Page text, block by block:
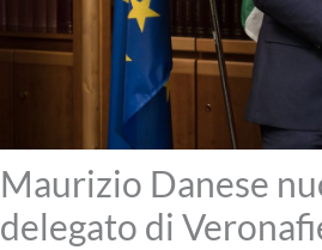
Maurizio Danese
delegato di